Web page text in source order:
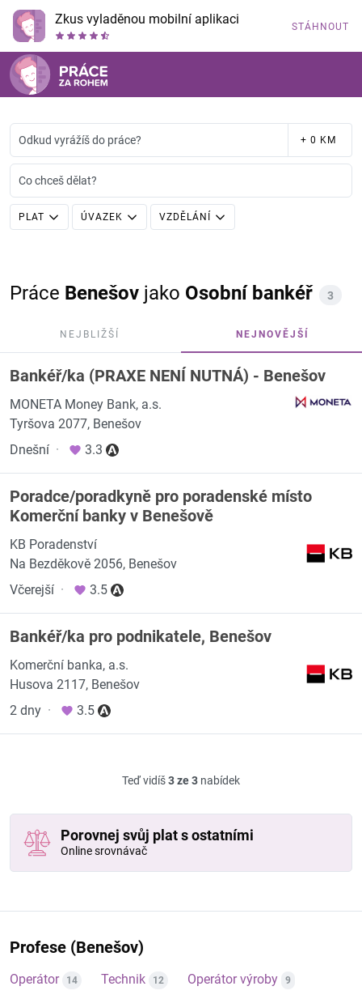
Zkus vyladěnou mobilní aplikaci STÁHNOUT
Odkud vyrážíš do práce? + 0 KM
Co chceš dělat?
PLAT ÚVAZEK VZDĚLÁNÍ
Práce Benešov jako Osobní bankéř 3
NEJBLIŽŠÍ NEJNOVĚJŠÍ
Bankéř/ka (PRAXE NENÍ NUTNÁ) - Benešov
MONETA Money Bank, a.s.
Tyršova 2077, Benešov
Dnešní · 3.3
Poradce/poradkyně pro poradenské místo
Komerční banky v Benešově
KB Poradenství
Na Bezděkově 2056, Benešov
Včerejší · 3.5
Bankéř/ka pro podnikatele, Benešov
Komerční banka, a.s.
Husova 2117, Benešov
2 dny · 3.5
Teď vidíš3 ze 3 nabídek
Porovnej svůj plat s ostatními
Online srovnávač
Profese (Benešov)
Operátor 14 Technik 12 Operátor výroby 9